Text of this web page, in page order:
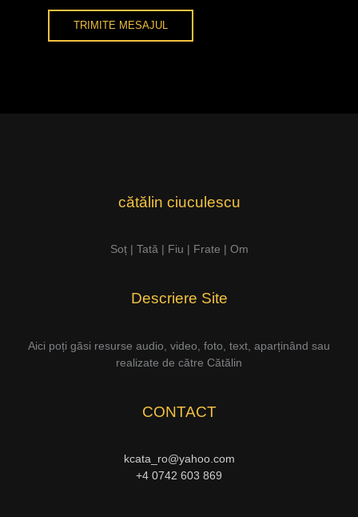
TRIMITE MESAJUL
cătălin ciuculescu
Soț | Tată | Fiu | Frate | Om
Descriere Site
Aici poți găsi resurse audio, video, foto, text, aparținând sau
realizate de către Cătălin
CONTACT
kcata_ro@yahoo.com
+4 0742 603 869